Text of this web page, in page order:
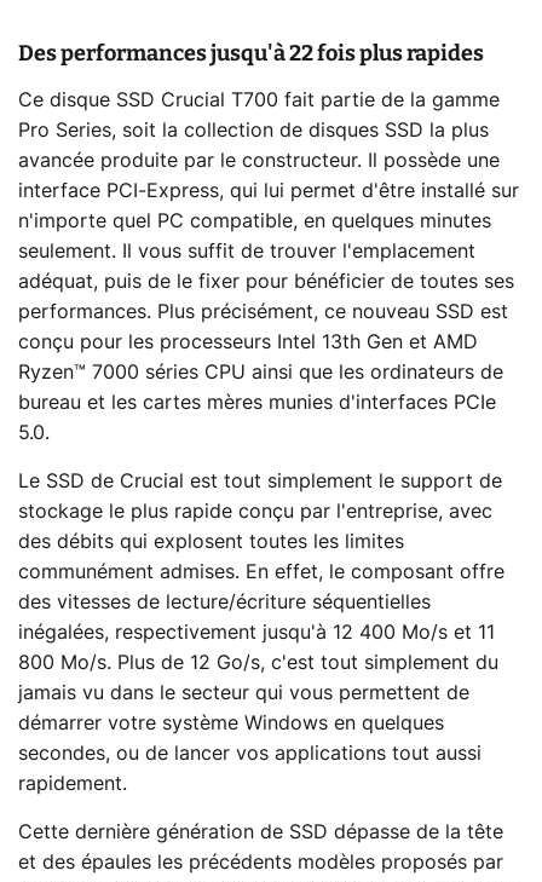
Des performances jusqu'à 22 fois plus rapides
Ce disque SSD Crucial T700 fait partie de la gamme
Pro Series, soit la collection de disques SSD la plus
avancée produite par le constructeur. Il possède une
interface PCI-Express, qui lui permet d'être installé sur
n'importe quel PC compatible, en quelques minutes
seulement. Il vous suffit de trouver l'emplacement
adéquat, puis de le fixer pour bénéficier de toutes ses
performances. Plus précisément, ce nouveau SSD est
conçu pour les processeurs Intel 13th Gen et AMD
Ryzen™ 7000 séries CPU ainsi que les ordinateurs de
bureau et les cartes mères munies d'interfaces PCIe
5.0.
Le SSD de Crucial est tout simplement le support de
stockage le plus rapide conçu par l'entreprise, avec
des débits qui explosent toutes les limites
communément admises. En effet, le composant offre
des vitesses de lecture/écriture séquentielles
inégalées, respectivement jusqu'à 12 400 Mo/s et 11
800 Mo/s. Plus de 12 Go/s, c'est tout simplement du
jamais vu dans le secteur qui vous permettent de
démarrer votre système Windows en quelques
secondes, ou de lancer vos applications tout aussi
rapidement.
Cette dernière génération de SSD dépasse de la tête
et des épaules les précédents modèles proposés par